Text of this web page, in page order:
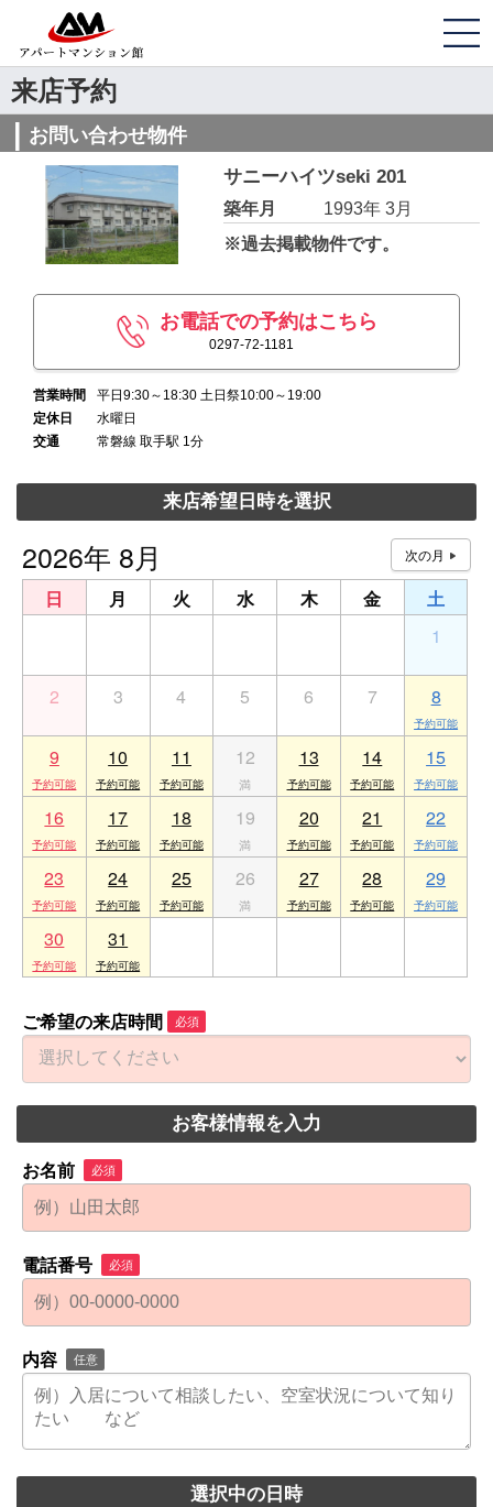
来店予約
お問い合わせ物件
サニーハイツseki 201
築年月
1993年 3月
※過去掲載物件です。
お電話での予約はこちら
0297-72-1181
営業時間
平日9:30～18:30 土日祭10:00～19:00
定休日
水曜日
交通
常磐線 取手駅 1分
来店希望日時を選択
2026年 8月
日 月 火 水 木 金
土
1
2 3 4 5 6 7 8
9 10 11 12 13 14 15
16 17 18 19 20 21 22
23 24 25 26 27 28 29
30 31
ご希望の来店時間 必須
お客様情報を入力
お名前 必須
電話番号 必須
内容 任意
選択中の日時